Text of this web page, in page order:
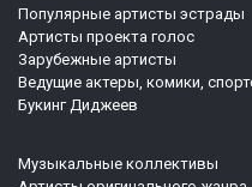
Популярные артисты эстрады
Артисты проекта голос
Зарубежные артисты
Ведущие актеры, комики,
Букинг Диджеев
Музыкальные коллективы